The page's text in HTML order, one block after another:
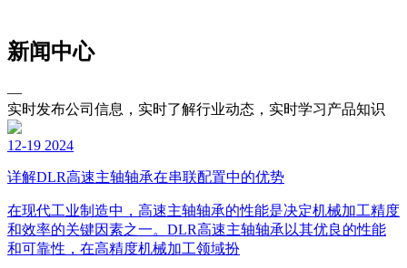
新闻中心
—
实时发布公司信息，实时了解行业动态，实时学习产品知识
12-19 2024
详解DLR高速主轴轴承在串联配置中的优势
在现代工业制造中，高速主轴轴承的性能是决定机械加工精度
和效率的关键因素之一。DLR高速主轴轴承以其优良的性能
和可靠性，在高精度机械加工领域扮